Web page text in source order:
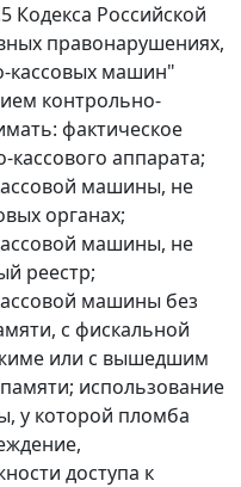
Кодекса Российской
правонарушениях,
кассовых машин"
контрольно-
фактическое
аппарата;
машины, не
органах;
машины, не
реестр;
машины без
с фискальной
или с вышедшим
использование
у которой пломба
доступа к